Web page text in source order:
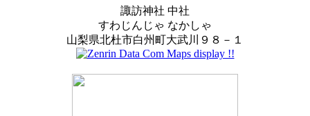
諏訪神社 中社
すわじんじゃ なかしゃ
山梨県北杜市白州町大武川９８－１